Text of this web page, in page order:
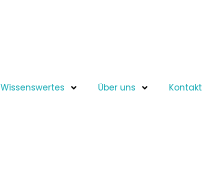
Wissenswertes Über uns Kontakt